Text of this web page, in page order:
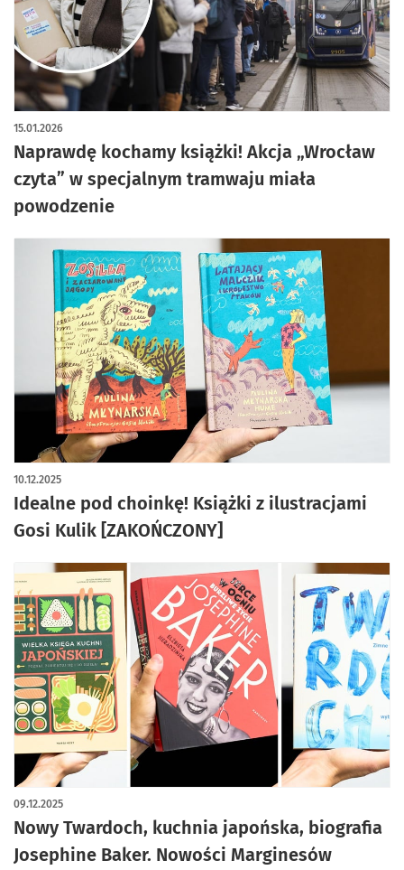
Naprawdę kochamy książki! Akcja „Wrocław
czyta” w specjalnym tramwaju miała
powodzenie
15.01.2026
artykuł z galerią zdjęć
Idealne pod choinkę! Książki z ilustracjami
Gosi Kulik [ZAKOŃCZONY]
10.12.2025
Nowy Twardoch, kuchnia japońska, biografia
Josephine Baker. Nowości Marginesów
09.12.2025